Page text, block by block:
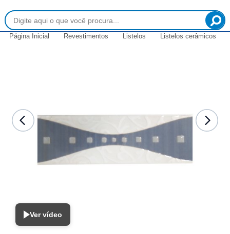
Página Inicial Revestimentos Listelos Listelos cerâmicos
Ver vídeo